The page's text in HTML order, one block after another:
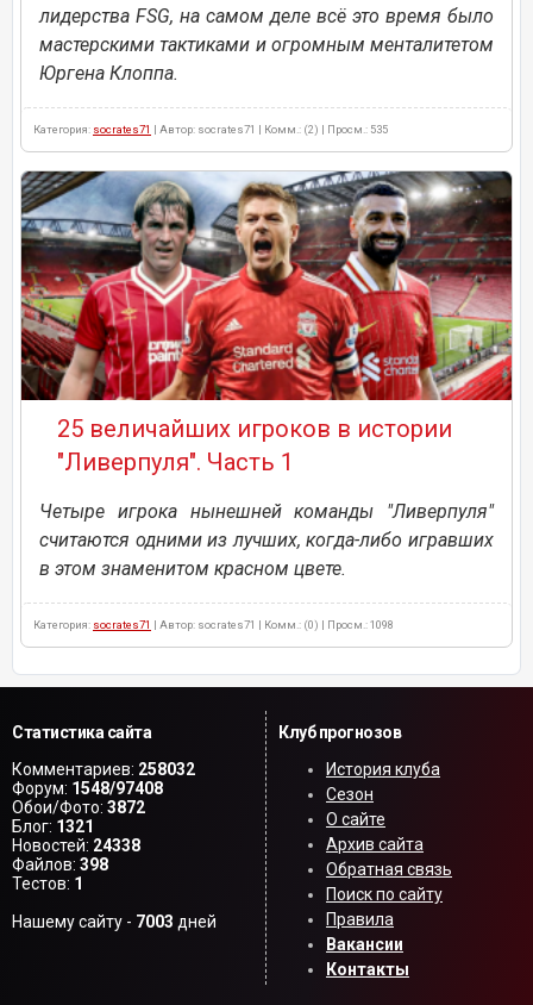
лидерства FSG, на самом деле всё это время было
мастерскими тактиками и огромным менталитетом
Юргена Клоппа.
Категория: socrates71 | Автор: socrates71 | Комм.: (2) | Просм.: 535
25 величайших игроков в истории
"Ливерпуля". Часть 1
Четыре игрока нынешней команды "Ливерпуля"
считаются одними из лучших, когда-либо игравших
в этом знаменитом красном цвете.
Категория: socrates71 | Автор: socrates71 | Комм.: (0) | Просм.: 1098
Статистика сайта
Комментариев: 258032
Форум: 1548/97408
Обои/Фото: 3872
Блог: 1321
Новостей: 24338
Файлов: 398
Тестов: 1
Нашему сайту - 7003 дней
Клуб прогнозов
История клуба
Сезон
О сайте
Архив сайта
Обратная связь
Поиск по сайту
Правила
Вакансии
Контакты